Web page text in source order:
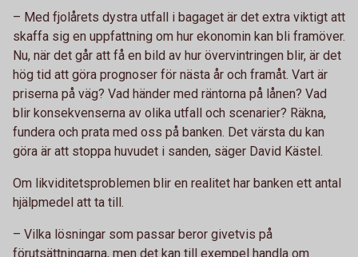
– Med fjolårets dystra utfall i bagaget är det extra viktigt att
skaffa sig en uppfattning om hur ekonomin kan bli framöver.
Nu, när det går att få en bild av hur övervintringen blir, är det
hög tid att göra prognoser för nästa år och framåt. Vart är
priserna på väg? Vad händer med räntorna på lånen? Vad
blir konsekvenserna av olika utfall och scenarier? Räkna,
fundera och prata med oss på banken. Det värsta du kan
göra är att stoppa huvudet i sanden, säger David Kästel.
Om likviditetsproblemen blir en realitet har banken ett antal
hjälpmedel att ta till.
– Vilka lösningar som passar beror givetvis på
förutsättningarna, men det kan till exempel handla om